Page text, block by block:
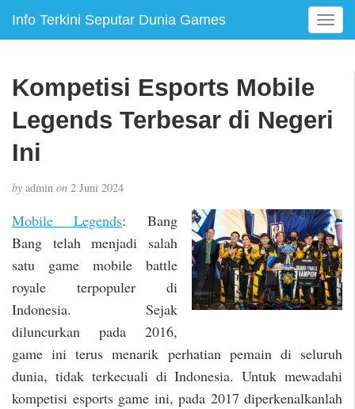
Info Terkini Seputar Dunia Games
T
o
e
n
a
t
i
o
n
Kompetisi Esports Mobile
Legends Terbesar di Negeri
Ini
by admin on 2 Juni 2024
Mobile Legends: Bang
Bang telah menjadi salah
satu game mobile battle
royale terpopuler di
Indonesia. Sejak
diluncurkan pada 2016,
game ini terus menarik perhatian pemain di seluruh
dunia, tidak terkecuali di Indonesia. Untuk mewadahi
kompetisi esports game ini, pada 2017 diperkenalkanlah